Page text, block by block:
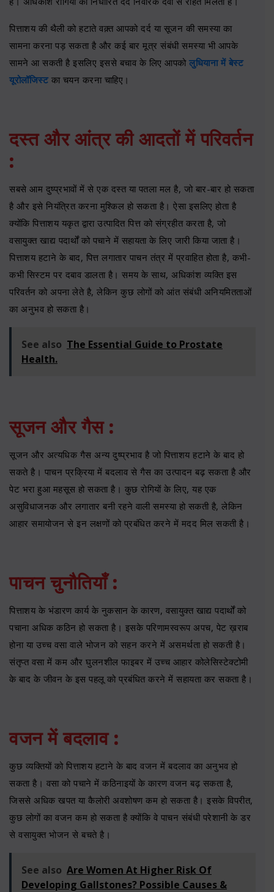
पित्ताशय की थैली को हटाते वक़्त आपको दर्द या सूजन की समस्या का
सामना करना पड़ सकता है और कई बार मूत्र संबंधी समस्या भी आपके
सामने आ सकती है इसलिए इससे बचाव के लिए आपको लुधियाना में बेस्ट
यूरोलॉजिस्ट का चयन करना चाहिए।
दस्त और आंत्र की आदतों में परिवर्तन
:
सबसे आम दुष्प्रभावों में से एक दस्त या पतला मल है, जो बार-बार हो सकता
है और इसे नियंत्रित करना मुश्किल हो सकता है। ऐसा इसलिए होता है
क्योंकि पित्ताशय यकृत द्वारा उत्पादित पित्त को संग्रहीत करता है, जो
वसायुक्त खाद्य पदार्थों को पचाने में सहायता के लिए जारी किया जाता है।
पित्ताशय हटाने के बाद, पित्त लगातार पाचन तंत्र में प्रवाहित होता है, कभी-
कभी सिस्टम पर दबाव डालता है। समय के साथ, अधिकांश व्यक्ति इस
परिवर्तन को अपना लेते है, लेकिन कुछ लोगों को आंत संबंधी अनियमितताओं
का अनुभव हो सकता है।
See also The Essential Guide to Prostate
Health.
सूजन और गैस :
सूजन और अत्यधिक गैस अन्य दुष्प्रभाव है जो पित्ताशय हटाने के बाद हो
सकते है। पाचन प्रक्रिया में बदलाव से गैस का उत्पादन बढ़ सकता है और
पेट भरा हुआ महसूस हो सकता है। कुछ रोगियों के लिए, यह एक
असुविधाजनक और लगातार बनी रहने वाली समस्या हो सकती है, लेकिन
आहार समायोजन से इन लक्षणों को प्रबंधित करने में मदद मिल सकती है।
पाचन चुनौतियाँ :
पित्ताशय के भंडारण कार्य के नुकसान के कारण, वसायुक्त खाद्य पदार्थों को
पचाना अधिक कठिन हो सकता है। इसके परिणामस्वरूप अपच, पेट ख़राब
होना या उच्च वसा वाले भोजन को सहन करने में असमर्थता हो सकती है।
संतृप्त वसा में कम और घुलनशील फाइबर में उच्च आहार कोलेसिस्टेक्टोमी
के बाद के जीवन के इस पहलू को प्रबंधित करने में सहायता कर सकता है।
वजन में बदलाव :
कुछ व्यक्तियों को पित्ताशय हटाने के बाद वजन में बदलाव का अनुभव हो
सकता है। वसा को पचाने में कठिनाइयों के कारण वजन बढ़ सकता है,
जिससे अधिक खपत या कैलोरी अवशोषण कम हो सकता है। इसके विपरीत,
कुछ लोगों का वजन कम हो सकता है क्योंकि वे पाचन संबंधी परेशानी के डर
से वसायुक्त भोजन से बचते है।
See also Are Women At Higher Risk Of
Developing Gallstones? Possible Causes &